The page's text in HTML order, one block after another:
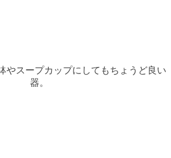
やスープカップにしてもちょうど良い
器。